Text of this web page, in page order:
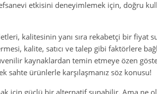
etkisini deneyimlemek için, doğru
kalitesinin yanı sıra rekabetçi bir fiyat
kalite, satıcı ve talep gibi faktörlere
kaynaklardan temin etmeye özen
sahte ürünlerle karşılaşmanız söz konusu!
için güçlü bir alternatif sunabilir. Ama ne